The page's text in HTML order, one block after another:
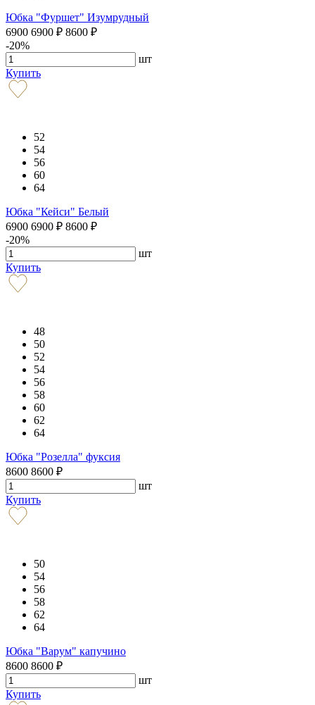
Юбка "Фуршет" Изумрудный
6900 6900 ₽ 8600 ₽
-20%
шт
Купить
52
54
56
60
64
Юбка "Кейси" Белый
6900 6900 ₽ 8600 ₽
-20%
шт
Купить
48
50
52
54
56
58
60
62
64
Юбка "Розелла" фуксия
8600 8600 ₽
шт
Купить
50
54
56
58
62
64
Юбка "Варум" капучино
8600 8600 ₽
шт
Купить